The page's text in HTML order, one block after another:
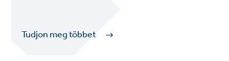
Tudjon meg többet